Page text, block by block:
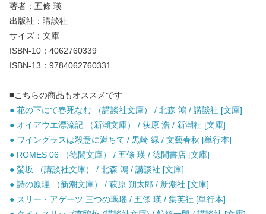
著者：五條 瑛
出版社：講談社
サイズ：文庫
ISBN-10：4062760339
ISBN-13：9784062760331
■こちらの商品もオススメです
● 花の下にて春死なむ （講談社文庫） / 北森 鴻 / 講談社 [文庫]
● オイアウエ漂流記 （新潮文庫） / 荻原 浩 / 新潮社 [文庫]
● ワイングラスは殺意に満ちて / 黒崎 緑 / 文藝春秋 [単行本]
● ROMES 06 （徳間文庫） / 五條 瑛 / 徳間書店 [文庫]
● 螢坂 （講談社文庫） / 北森 鴻 / 講談社 [文庫]
● 詩の原理 （新潮文庫） / 萩原 朔太郎 / 新潮社 [文庫]
● スリー・アゲーツ 三つの瑪瑙 / 五條 瑛 / 集英社 [単行本]